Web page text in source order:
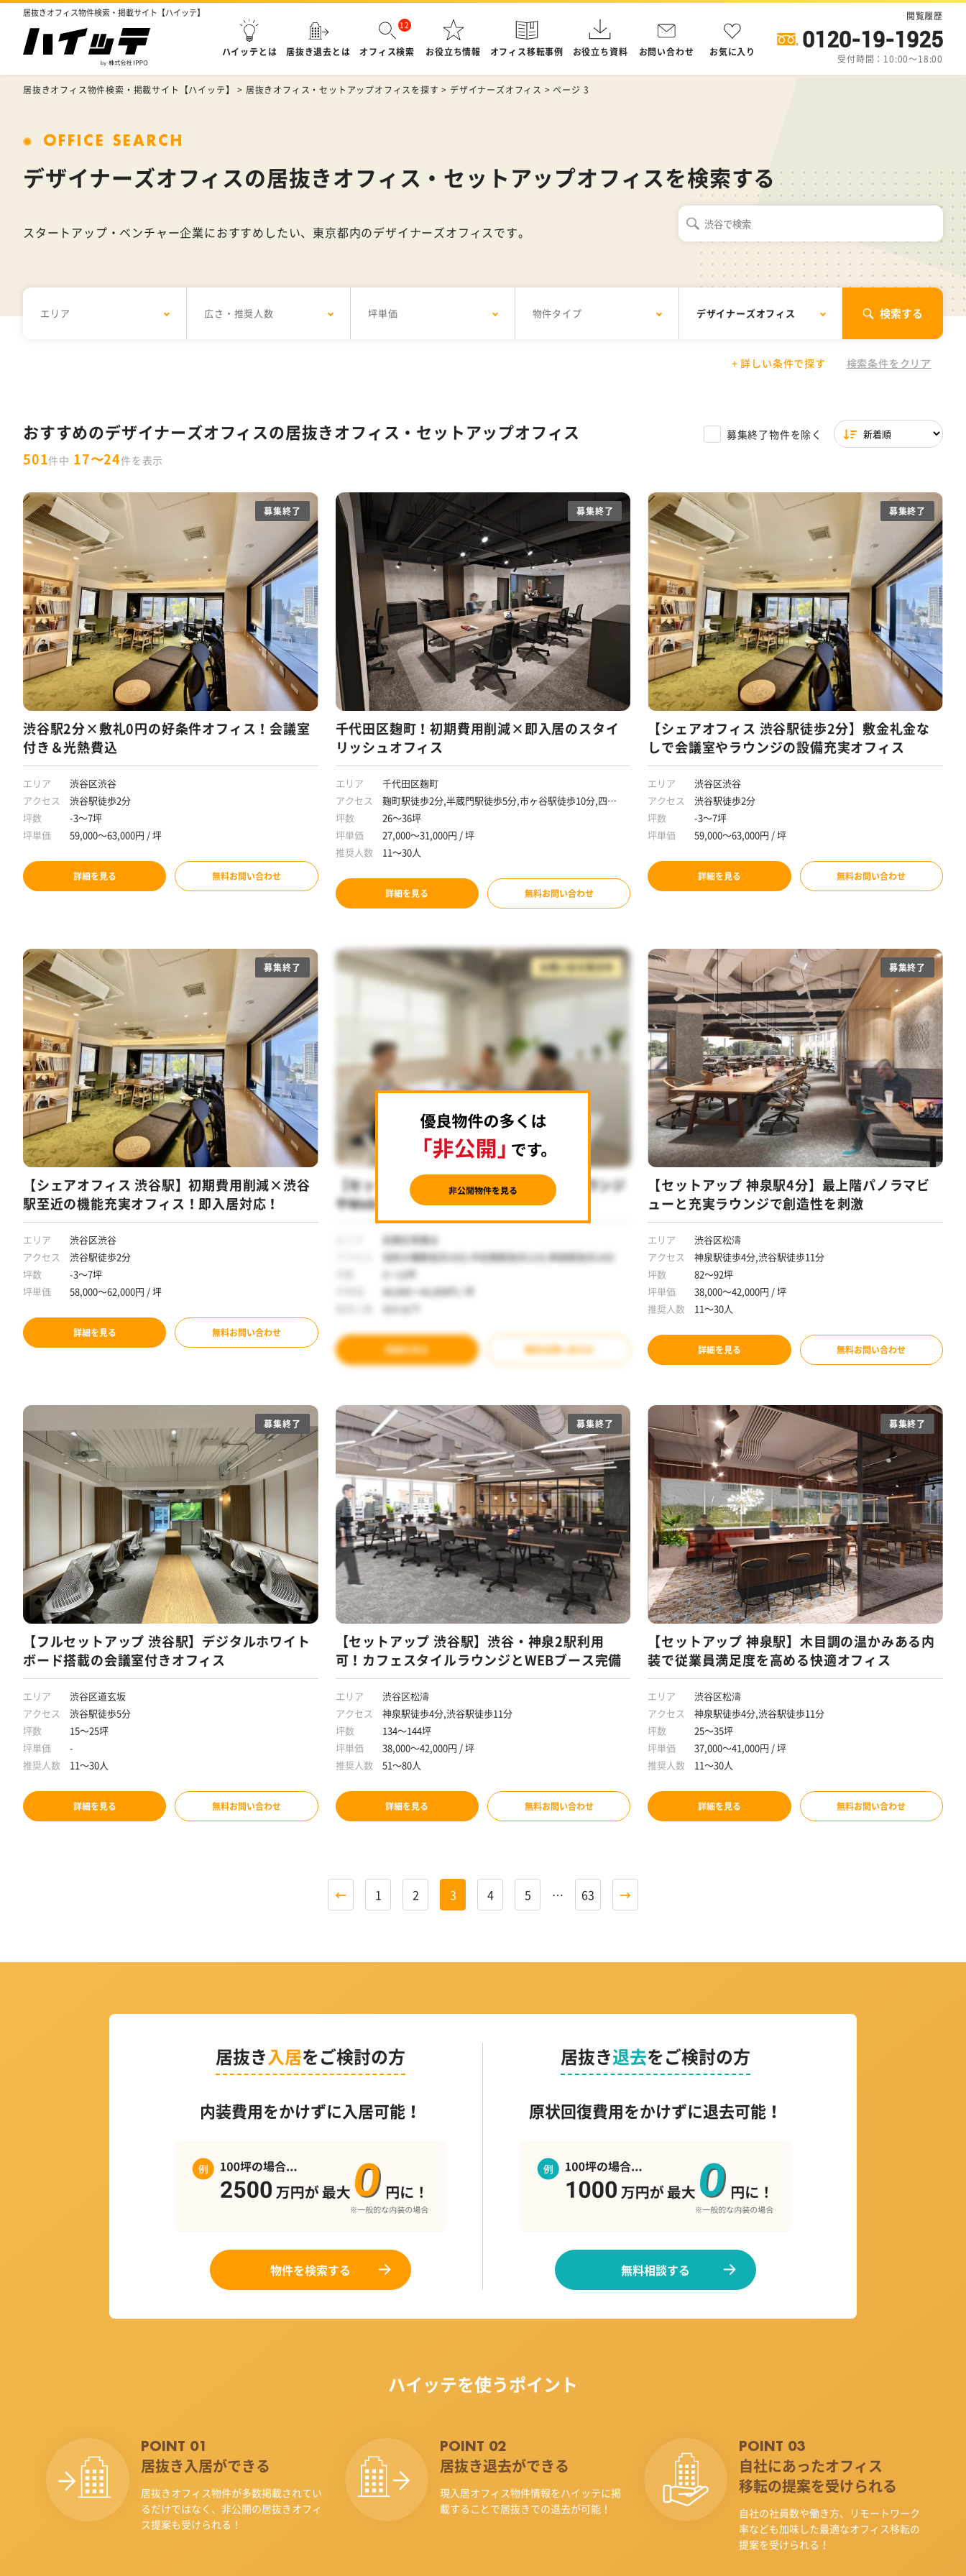
居抜きオフィス物件検索・掲載サイト【ハイッテ】
ハイッテとは 居抜き退去とは オフィス検索 お役立ち情報 オフィス移転事例 お役立ち資料 お問い合わせ お気に入り
閲覧履歴
0120-19-1925
受付時間：10:00～18:00
居抜きオフィス物件検索・掲載サイト【ハイッテ】 > 居抜きオフィス・セットアップオフィスを探す > デザイナーズオフィス >ページ 3
OFFICE SEARCH
デザイナーズオフィスの居抜きオフィス・セットアップオフィスを検索する
スタートアップ・ベンチャー企業におすすめしたい、東京都内のデザイナーズオフィスです。
エリア 広さ・推奨人数 坪単価 物件タイプ デザイナーズオフィス 検索する
東京都 その他
特集一覧
ラウンジ・テラス・バルコニーがあるオフィス
木目調オフィス特集 ファミレス席
天井高2.7m以上
スタートアップ企業向け東京都の30坪以下オフィス特集
10人以下 11～30人 31～50人 51～80人 81人以上
30,001円以上
シェアオフィス
駐輪場あり
築浅
セントラル空調
OAフロア 天井が高い 個別空調 貸会議室あり ラウンジ
フリーレント
+ 詳しい条件で探す 検索条件をクリア
おすすめのデザイナーズオフィスの居抜きオフィス・セットアップオフィス
501件中 17〜24件を表示
募集終了物件を除く
募集終了
渋谷駅2分×敷礼0円の好条件オフィス！会議室
付き＆光熱費込
エリア
渋谷区渋谷
アクセス
渋谷駅徒歩2分
坪数
-3～7坪
坪単価
59,000～63,000円 / 坪
詳細を見る 無料お問い合わせ
募集終了
千代田区麹町！初期費用削減×即入居のスタイ
リッシュオフィス
エリア
千代田区麹町
アクセス
麹町駅徒歩2分,半蔵門駅徒歩5分,市ヶ谷駅徒歩10分,四ツ
谷駅徒歩10分
坪数
26～36坪
坪単価
27,000～31,000円 / 坪
推奨人数
11～30人
詳細を見る 無料お問い合わせ
募集終了
【シェアオフィス 渋谷駅徒歩2分】敷金礼金な
しで会議室やラウンジの設備充実オフィス
エリア
渋谷区渋谷
アクセス
渋谷駅徒歩2分
坪数
-3～7坪
坪単価
59,000～63,000円 / 坪
詳細を見る 無料お問い合わせ
募集終了
【シェアオフィス 渋谷駅】初期費用削減×渋谷
駅至近の機能充実オフィス！即入居対応！
エリア
渋谷区渋谷
アクセス
渋谷駅徒歩2分
坪数
-3～7坪
坪単価
58,000～62,000円 / 坪
詳細を見る 無料お問い合わせ
募集終了
【セットアップ 神泉駅4分】最上階パノラマビ
ューと充実ラウンジで創造性を刺激
エリア
渋谷区松濤
アクセス
神泉駅徒歩4分,渋谷駅徒歩11分
坪数
82～92坪
坪単価
38,000～42,000円 / 坪
推奨人数
11～30人
詳細を見る 無料お問い合わせ
募集終了
【フルセットアップ 渋谷駅】デジタルホワイト
ボード搭載の会議室付きオフィス
エリア
渋谷区道玄坂
アクセス
渋谷駅徒歩5分
坪数
15～25坪
坪単価
-
推奨人数
11～30人
詳細を見る 無料お問い合わせ
募集終了
【セットアップ 渋谷駅】渋谷・神泉2駅利用
可！カフェスタイルラウンジとWEBブース完備
エリア
渋谷区松濤
アクセス
神泉駅徒歩4分,渋谷駅徒歩11分
坪数
134～144坪
坪単価
38,000～42,000円 / 坪
推奨人数
51～80人
詳細を見る 無料お問い合わせ
募集終了
【セットアップ 神泉駅】木目調の温かみある内
装で従業員満足度を高める快適オフィス
エリア
渋谷区松濤
アクセス
神泉駅徒歩4分,渋谷駅徒歩11分
坪数
25～35坪
坪単価
37,000～41,000円 / 坪
推奨人数
11～30人
詳細を見る 無料お問い合わせ
お問い合せ受付中
【セットアップ 池尻大橋駅徒歩10分】ラウンジ
やWebブース完備の家具付きオフィス
目黒区青葉台
池尻大橋駅徒歩10分,中目黒駅徒歩11分,神泉駅徒歩14分
2～12坪
40,000～44,000円 / 坪
10人以下
詳細を見る 無料お問い合わせ
← 1 2 3 4 5 … 63 →
居抜き入居をご検討の方
内装費用をかけずに入居可能！
物件を検索する
居抜き退去をご検討の方
原状回復費用をかけずに退去可能！
無料相談する
ハイッテを使うポイント
POINT 01
居抜き入居ができる
居抜きオフィス物件が多数掲載されてい
るだけではなく、非公開の居抜きオフィ
ス提案も受けられる！
POINT 02
居抜き退去ができる
現入居オフィス物件情報をハイッテに掲
載することで居抜きでの退去が可能！
POINT 03
自社にあったオフィス
移転の提案を受けられる
自社の社員数や働き方、リモートワーク
率なども加味した最適なオフィス移転の
提案を受けられる！